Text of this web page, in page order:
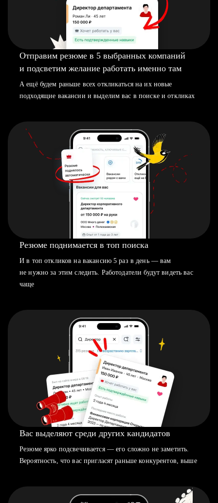
Отправим резюме в 5 выбранных компаний
и подсветим желание работать именно там
А ещё будем раньше всех откликаться на их новые
подходящие вакансии и выделим вас в поиске и откликах
Резюме поднимается в топ поиска
И в топ откликов на вакансию 5 раз в день — вам
не нужно за этим следить. Работодатели будут видеть вас
чаще
Вас выделяют среди других кандидатов
Резюме ярко подсвечивается — его сложно не заметить.
Вероятность, что вас пригласят раньше конкурентов, выше